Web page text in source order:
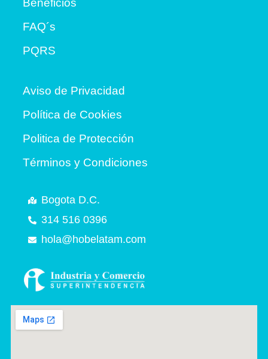
Beneficios
FAQ´s
PQRS
Aviso de Privacidad
Política de Cookies
Politica de Protección
Términos y Condiciones
Bogota D.C.
314 516 0396
hola@hobelatam.com